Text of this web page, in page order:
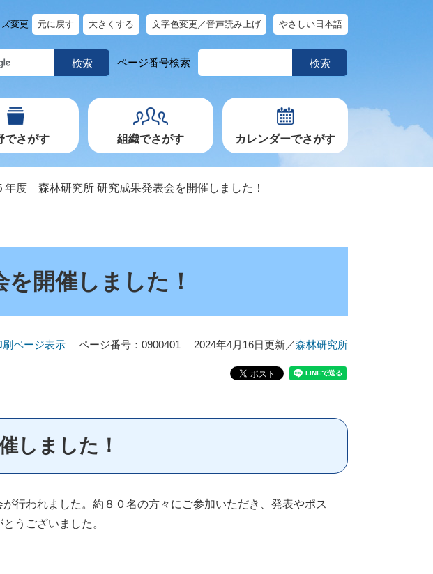
変更 元に戻す 大きくする 文字色変更／音声読み上げ やさしい日本語
ページ番号検索
ペ
ジ
号
でさがす 組織でさがす カレンダーでさがす
年度 森林研究所 研究成果発表会を開催しました！
開催しました！
刷ページ表示 ページ番号：0900401 2024年4月16日更新／森林研究所
しました！
行われました。約８０名の方々にご参加いただき、発表やポス
うございました。